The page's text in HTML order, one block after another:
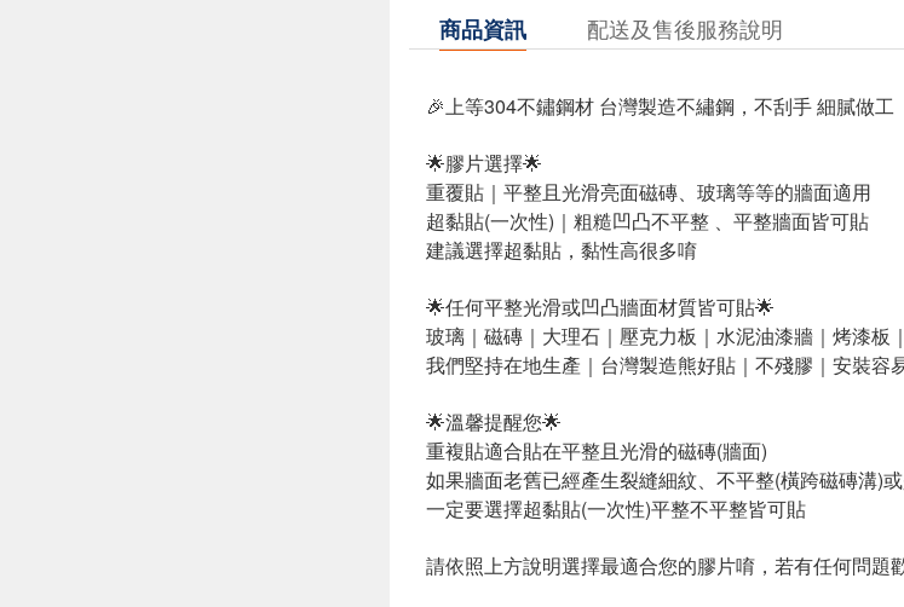
商品資訊 配送及售後服務說明
🎉上等304不鏽鋼材 台灣製造不繡鋼，不刮手 細膩做工
🌟膠片選擇🌟
重覆貼｜平整且光滑亮面磁磚、玻璃等等的牆面適用
超黏貼(一次性)｜粗糙凹凸不平整 、平整牆面皆可貼
建議選擇超黏貼，黏性高很多唷
🌟任何平整光滑或凹凸牆面材質皆可貼🌟
玻璃｜磁磚｜大理石｜壓克力板｜水泥油漆牆｜烤漆
我們堅持在地生產｜台灣製造熊好貼｜不殘膠｜安裝容
🌟溫馨提醒您🌟
重複貼適合貼在平整且光滑的磁磚(牆面)
如果牆面老舊已經產生裂縫細紋、不平整(橫跨磁磚溝)
一定要選擇超黏貼(一次性)平整不平整皆可貼
請依照上方說明選擇最適合您的膠片唷，若有任何問題